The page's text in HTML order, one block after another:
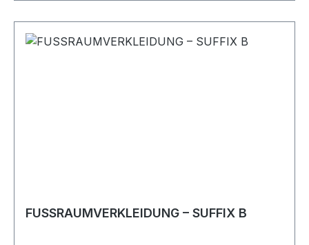
FUSSRAUMVERKLEIDUNG – SUFFIX B